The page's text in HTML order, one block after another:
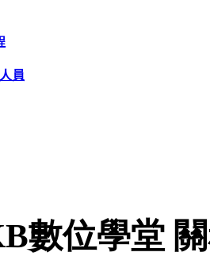
員
數位學堂